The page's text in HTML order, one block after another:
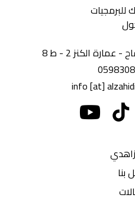
للبرمجيات
الكنز 2 - ط 8
بنا